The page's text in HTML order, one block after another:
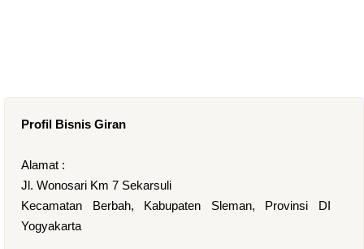
Profil Bisnis Giran
Alamat :
Jl. Wonosari Km 7 Sekarsuli
Kecamatan Berbah, Kabupaten Sleman, Provinsi DI
Yogyakarta